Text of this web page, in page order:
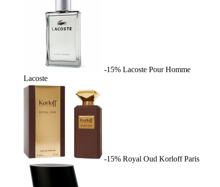
-15% Lacoste Pour Homme
Lacoste
-15% Royal Oud Korloff Paris